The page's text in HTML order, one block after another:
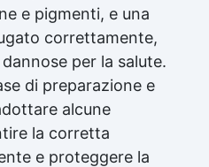
e pigmenti, e una
correttamente,
per la salute.
di preparazione e
alcune
la corretta
e proteggere la